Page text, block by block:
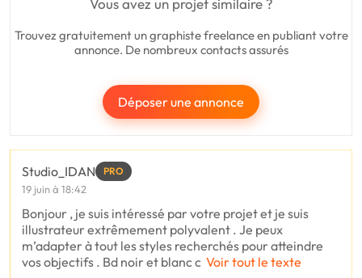
Vous avez un projet similaire ?
Trouvez gratuitement un graphiste freelance en publiant votre
annonce. De nombreux contacts assurés
Déposer une annonce
Studio_IDAN PRO
19 juin à 18:42
Bonjour , je suis intéressé par votre projet et je suis
illustrateur extrêmement polyvalent . Je peux
m’adapter à tout les styles recherchés pour atteindre
vos objectifs . Bd noir et blanc c Voir tout le texte